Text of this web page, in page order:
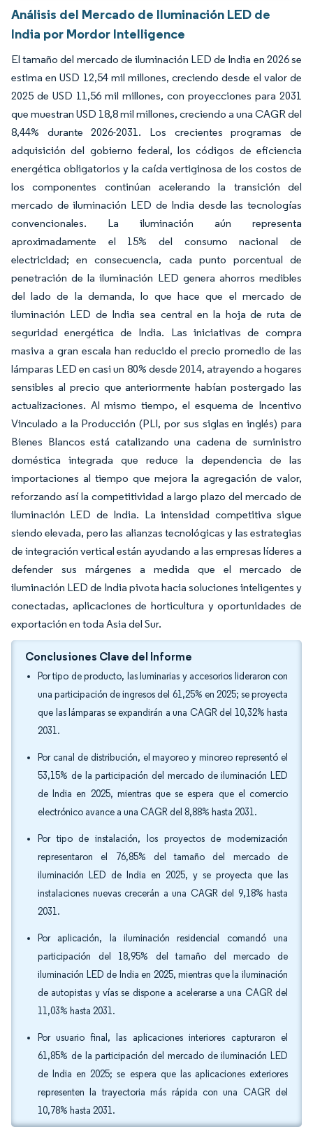
Análisis del Mercado de Iluminación LED de
India por Mordor Intelligence
El tamaño del mercado de iluminación LED de India en 2026 se
estima en USD 12,54 mil millones, creciendo desde el valor de
2025 de USD 11,56 mil millones, con proyecciones para 2031
que muestran USD 18,8 mil millones, creciendo a una CAGR del
8,44% durante 2026-2031. Los crecientes programas de
adquisición del gobierno federal, los códigos de eficiencia
energética obligatorios y la caída vertiginosa de los costos de
los componentes continúan acelerando la transición del
mercado de iluminación LED de India desde las tecnologías
convencionales. La iluminación aún representa
aproximadamente el 15% del consumo nacional de
electricidad; en consecuencia, cada punto porcentual de
penetración de la iluminación LED genera ahorros medibles
del lado de la demanda, lo que hace que el mercado de
iluminación LED de India sea central en la hoja de ruta de
seguridad energética de India. Las iniciativas de compra
masiva a gran escala han reducido el precio promedio de las
lámparas LED en casi un 80% desde 2014, atrayendo a hogares
sensibles al precio que anteriormente habían postergado las
actualizaciones. Al mismo tiempo, el esquema de Incentivo
Vinculado a la Producción (PLI, por sus siglas en inglés) para
Bienes Blancos está catalizando una cadena de suministro
doméstica integrada que reduce la dependencia de las
importaciones al tiempo que mejora la agregación de valor,
reforzando así la competitividad a largo plazo del mercado de
iluminación LED de India. La intensidad competitiva sigue
siendo elevada, pero las alianzas tecnológicas y las estrategias
de integración vertical están ayudando a las empresas líderes a
defender sus márgenes a medida que el mercado de
iluminación LED de India pivota hacia soluciones inteligentes y
conectadas, aplicaciones de horticultura y oportunidades de
exportación en toda Asia del Sur.
Conclusiones Clave del Informe
Por tipo de producto, las luminarias y accesorios lideraron con
una participación de ingresos del 61,25% en 2025; se proyecta
que las lámparas se expandirán a una CAGR del 10,32% hasta
2031.
Por canal de distribución, el mayoreo y minoreo representó el
53,15% de la participación del mercado de iluminación LED
de India en 2025, mientras que se espera que el comercio
electrónico avance a una CAGR del 8,88% hasta 2031.
Por tipo de instalación, los proyectos de modernización
representaron el 76,85% del tamaño del mercado de
iluminación LED de India en 2025, y se proyecta que las
instalaciones nuevas crecerán a una CAGR del 9,18% hasta
2031.
Por aplicación, la iluminación residencial comandó una
participación del 18,95% del tamaño del mercado de
iluminación LED de India en 2025, mientras que la iluminación
de autopistas y vías se dispone a acelerarse a una CAGR del
11,03% hasta 2031.
Por usuario final, las aplicaciones interiores capturaron el
61,85% de la participación del mercado de iluminación LED
de India en 2025; se espera que las aplicaciones exteriores
representen la trayectoria más rápida con una CAGR del
10,78% hasta 2031.